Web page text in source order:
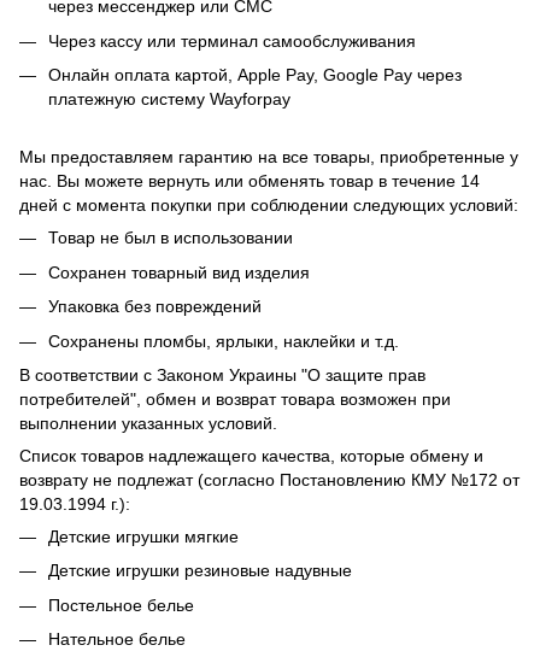
через мессенджер или СМС
Через кассу или терминал самообслуживания
Онлайн оплата картой, Apple Pay, Google Pay через
платежную систему Wayforpay
Мы предоставляем гарантию на все товары, приобретенные у
нас. Вы можете вернуть или обменять товар в течение 14
дней с момента покупки при соблюдении следующих условий:
Товар не был в использовании
Сохранен товарный вид изделия
Упаковка без повреждений
Сохранены пломбы, ярлыки, наклейки и т.д.
В соответствии с Законом Украины "О защите прав
потребителей", обмен и возврат товара возможен при
выполнении указанных условий.
Список товаров надлежащего качества, которые обмену и
возврату не подлежат (согласно Постановлению КМУ №172 от
19.03.1994 г.):
Детские игрушки мягкие
Детские игрушки резиновые надувные
Постельное белье
Нательное белье